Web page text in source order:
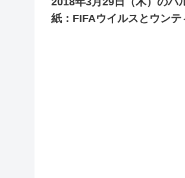
紙：FIFAウイルスとウンテ